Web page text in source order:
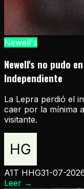
Newell's
Newell's no pudo
Independiente
La Lepra perdió el
caer por la mínima
visitante.
A1T HHG31-07-
Leer →